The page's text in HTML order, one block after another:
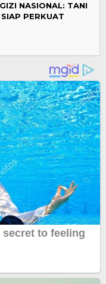
NASIONAL: TANI
PERKUAT